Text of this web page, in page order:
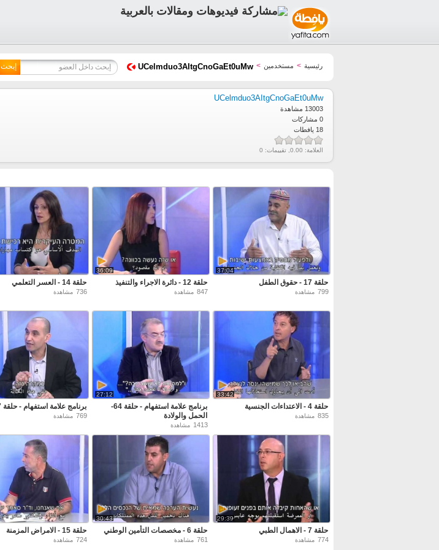
رئيسية > مستخدمين >
UCelmduo3AItgCnoGaEt0uMw إبحث
UCelmduo3AItgCnoGaEt0uMw
13003 مشاهدة
0 مشاركات
18 يافطات
العلامة: 0.00 , تقييمات: 0
37:04
حلقة 17 - حقوق الطفل
799 مشاهدة
36:09
حلقة 12 - دائرة الاجراء والتنفيذ
847 مشاهدة
حلقة 14 - العسر التعلمي
736 مشاهدة
33:42
حلقة 4 - الاعتداءات الجنسية
835 مشاهدة
27:12
برنامج علامة استفهام - حلقة 64-
الحمل والولادة
1413 مشاهدة
برنامج علامة استفهام - حلقة 47
769 مشاهدة
29:39
حلقة 7 - الاهمال الطبي
774 مشاهدة
30:43
حلقة 6 - مخصصات التأمين الوطني
761 مشاهدة
حلقة 15 - الامراض المزمنة
724 مشاهدة